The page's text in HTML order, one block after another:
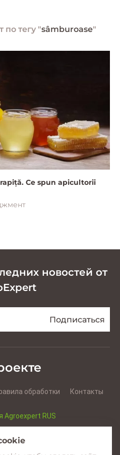
по тегу "sâmburoase"
Ce spun apicultorii
новостей от
обработки Контакты
Agroexpert RUS